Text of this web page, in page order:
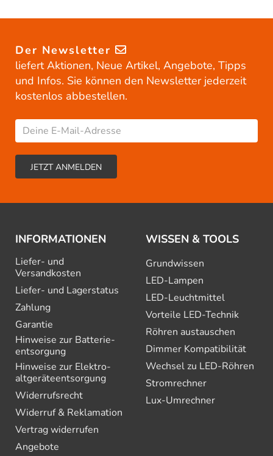
Der Newsletter
liefert Aktionen, Neue Artikel, Angebote, Tipps
und Infos. Sie können den Newsletter jederzeit
kostenlos abbestellen.
INFORMATIONEN
Liefer- und
Versandkosten
Liefer- und Lagerstatus
Zahlung
Garantie
Hinweise zur Batterie­
entsorgung
Hinweise zur Elektro­
altgeräte­entsorgung
Widerrufsrecht
Widerruf & Reklamation
Vertrag widerrufen
Angebote
WISSEN & TOOLS
Grundwissen
LED-Lampen
LED-Leuchtmittel
Vorteile LED-Technik
Röhren austauschen
Dimmer Kompatibilität
Wechsel zu LED-Röhren
Stromrechner
Lux-Umrechner